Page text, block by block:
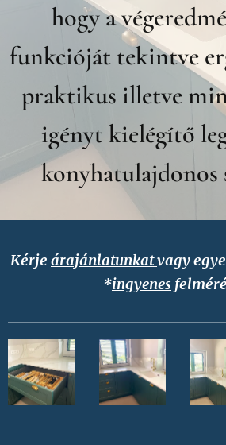
hogy a
funkcióját tekintve
praktikus illetve
igényt kielégítő
konyhatulajdonos
Kérje árajánlatunkatvagy
*ingyenes